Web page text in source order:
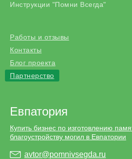
Инструкции "Помни Всегда"
Работы и отзывы
Контакты
Блог проекта
Партнерство
Евпатория
Купить бизнес по изготовлению
благоустройству могил в Евпатории
avtor@pomnivsegda.ru